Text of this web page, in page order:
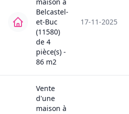
maison à
Belcastel-
et-Buc
(11580)
de 4
pièce(s) -
86 m2
17-11-2025
Vente
d'une
maison à